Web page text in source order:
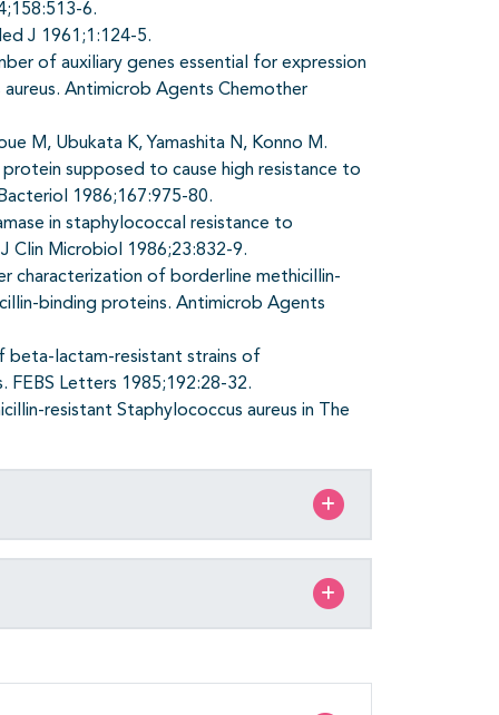
6.
J 1961;1:124-5.
of auxiliary genes essential for expression
Antimicrob Agents Chemother
M, Ubukata K, Yamashita N, Konno M.
supposed to cause high resistance to
1986;167:975-80.
in staphylococcal resistance to
Clin Microbiol 1986;23:832-9.
characterization of borderline methicillin-
binding proteins. Antimicrob Agents
beta-lactam-resistant strains of
Letters 1985;192:28-32.
resistant Staphylococcus aureus in The